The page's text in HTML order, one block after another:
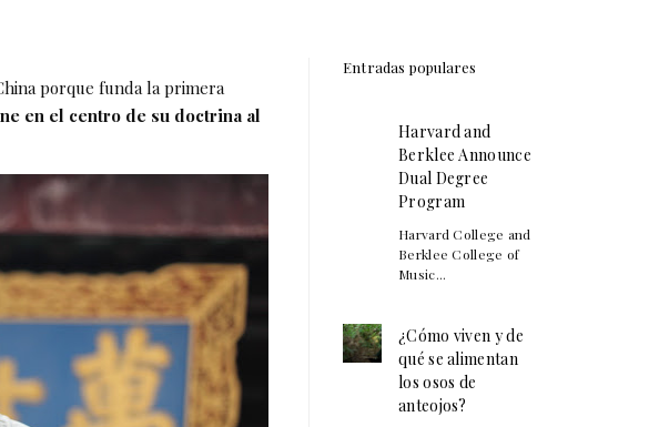
porque funda la primera
en el centro de su doctrina al
Entradas populares
Harvard and
Berklee Announce
Dual Degree
Program
Harvard College and
Berklee College of
Music...
¿Cómo viven y de
qué se alimentan
los osos de
anteojos?